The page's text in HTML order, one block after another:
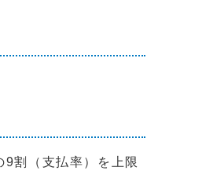
割（支払率）を上限